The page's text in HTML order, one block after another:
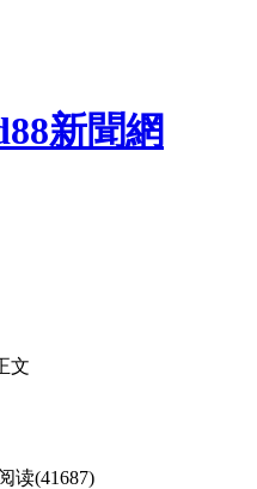
新聞網
文
读(41687)